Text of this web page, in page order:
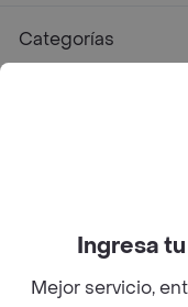
Categorías
©2026
Ingresa
Mejor servicio,